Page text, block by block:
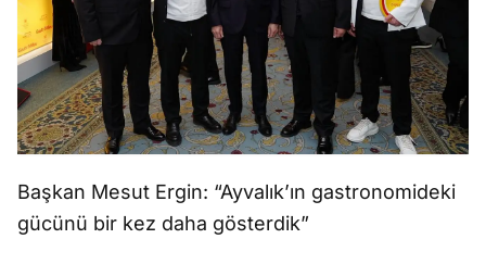
Başkan Mesut Ergin: “Ayvalık’ın gastronomideki
gücünü bir kez daha gösterdik”